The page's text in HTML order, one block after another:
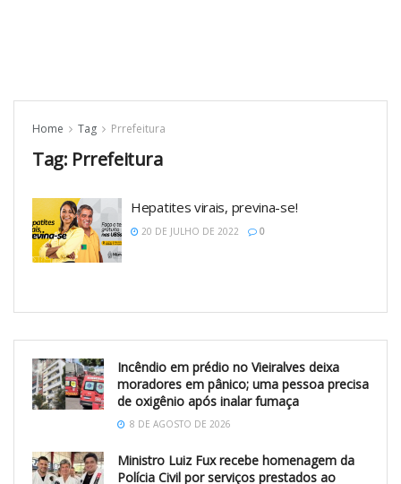
Home Tag Prrefeitura
Tag: Prrefeitura
Hepatites virais, previna-se!
20 DE JULHO DE 2022 0
Incêndio em prédio no Vieiralves deixa
moradores em pânico; uma pessoa precisa
de oxigênio após inalar fumaça
8 DE AGOSTO DE 2026
Ministro Luiz Fux recebe homenagem da
Polícia Civil por serviços prestados ao